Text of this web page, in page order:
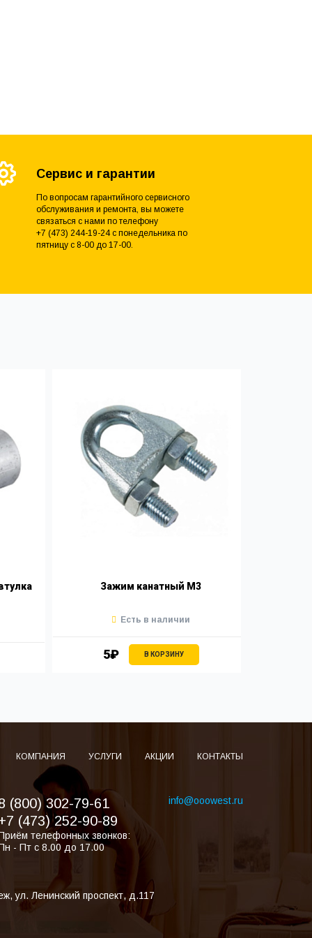
Сервис и гарантии
По вопросам гарантийного сервисного
обслуживания и ремонта, вы можете
связаться с нами по телефону
+7 (473) 244-19-24 с понедельника по
пятницу с 8-00 до 17-00.
Зажим канатный М3
5₽ В КОРЗИНУ
Есть в наличии
КОМПАНИЯ УСЛУГИ АКЦИИ КОНТАКТЫ
(800) 302-79-61
(473) 252-90-89
телефонных звонков:
- Пт с 8.00 до 17.00
info@ooowest.ru
,ул. Ленинский проспект, д.117